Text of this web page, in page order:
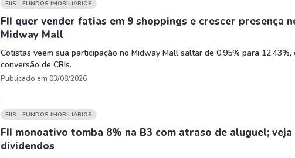
FIIS - FUNDOS IMOBILIÁRIOS
FII quer vender fatias em 9 shoppings e crescer presença
Midway Mall
Cotistas veem sua participação no Midway Mall saltar de 0,95% para 12,43%,
conversão de CRIs.
Publicado em 03/08/2026
FIIS - FUNDOS IMOBILIÁRIOS
FII monoativo tomba 8% na B3 com atraso de aluguel; veja
dividendos